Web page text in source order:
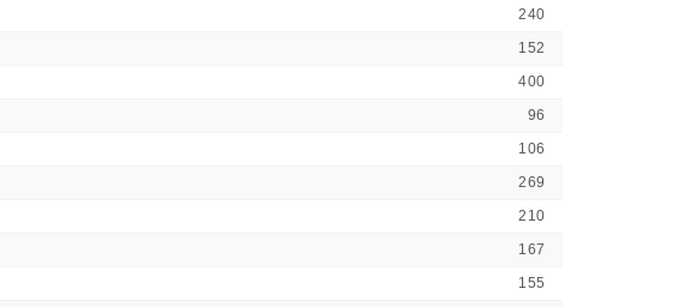
240
152
400
96
106
269
210
167
155